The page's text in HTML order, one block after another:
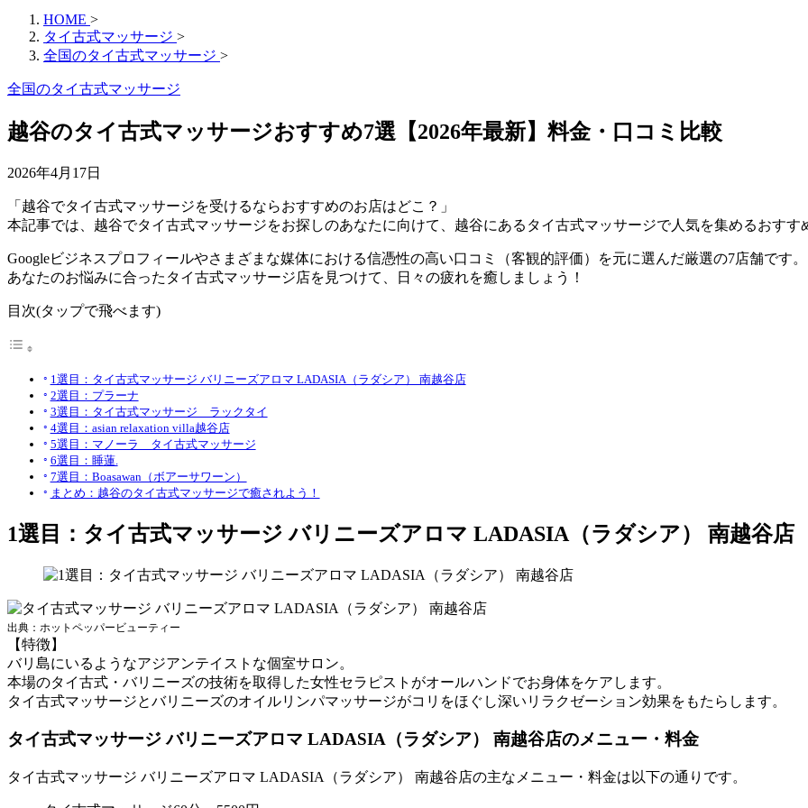
HOME >
タイ古式マッサージ >
全国のタイ古式マッサージ >
全国のタイ古式マッサージ
越谷のタイ古式マッサージおすすめ7選【2026年最新】料金・口コミ比較
2026年4月17日
「越谷でタイ古式マッサージを受けるならおすすめのお店はどこ？」
本記事では、越谷でタイ古式マッサージをお探しのあなたに向けて、越谷にあるタイ古式マッサージで人気を集めるおすす
Googleビジネスプロフィールやさまざまな媒体における信憑性の高い口コミ（客観的評価）を元に選んだ厳選の7店舗です。
あなたのお悩みに合ったタイ古式マッサージ店を見つけて、日々の疲れを癒しましょう！
目次(タップで飛べます)
1選目：タイ古式マッサージ バリニーズアロマ LADASIA（ラダシア） 南越谷店
2選目：プラーナ
3選目：タイ古式マッサージ ラックタイ
4選目：asian relaxation villa越谷店
5選目：マノーラ タイ古式マッサージ
6選目：睡蓮.
7選目：Boasawan（ボアーサワーン）
まとめ：越谷のタイ古式マッサージで癒されよう！
1選目：タイ古式マッサージ バリニーズアロマ LADASIA（ラダシア） 南越谷店
出典：ホットペッパービューティー
【特徴】
バリ島にいるようなアジアンテイストな個室サロン。
本場のタイ古式・バリニーズの技術を取得した女性セラピストがオールハンドでお身体をケアします。
タイ古式マッサージとバリニーズのオイルリンパマッサージがコリをほぐし深いリラクゼーション効果をもたらします。
タイ古式マッサージ バリニーズアロマ LADASIA（ラダシア） 南越谷店のメニュー・料金
タイ古式マッサージ バリニーズアロマ LADASIA（ラダシア） 南越谷店の主なメニュー・料金は以下の通りです。